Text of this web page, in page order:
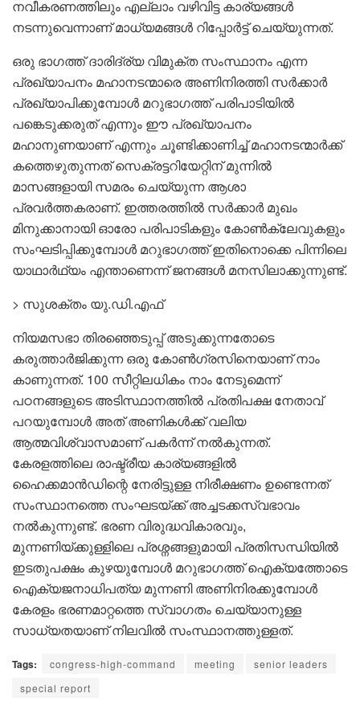
നവീകരണത്തിലും എല്ലാം വഴിവിട്ട കാര്യങ്ങൾ
നടന്നുവെന്നാണ് മാധ്യമങ്ങൾ റിപ്പോർട്ട് ചെയ്യുന്നത്.
ഒരു ഭാഗത്ത് ദാരിദ്ര്യ വിമുക്ത സംസ്ഥാനം എന്ന
പ്രഖ്യാപനം മഹാനടന്മാരെ അണിനിരത്തി സർക്കാർ
പ്രഖ്യാപിക്കുമ്പോൾ മറുഭാഗത്ത് പരിപാടിയിൽ
പങ്കെടുക്കരുത് എന്നും ഈ പ്രഖ്യാപനം
മഹാനുണയാണ് എന്നും ചൂണ്ടിക്കാണിച്ച് മഹാനടന്മാർക്ക്
കത്തെഴുതുന്നത് സെക്രട്ടറിയേറ്റിന് മുന്നിൽ
മാസങ്ങളായി സമരം ചെയ്യുന്ന ആശാ
പ്രവർത്തകരാണ്. ഇത്തരത്തിൽ സർക്കാർ മുഖം
മിനുക്കാനായി ഓരോ പരിപാടികളും കോൺക്ലേവുകളും
സംഘടിപ്പിക്കുമ്പോൾ മറുഭാഗത്ത് ഇതിനൊക്കെ പിന്നിലെ
യാഥാർഥ്യം എന്താണെന്ന് ജനങ്ങൾ മനസിലാക്കുന്നുണ്ട്.
> സുശക്തം യു.ഡി.എഫ്
നിയമസഭാ തിരഞ്ഞെടുപ്പ് അടുക്കുന്നതോടെ
കരുത്താർജിക്കുന്ന ഒരു കോൺഗ്രസിനെയാണ് നാം
കാണുന്നത്. 100 സീറ്റിലധികം നാം നേടുമെന്ന്
പഠനങ്ങളുടെ അടിസ്ഥാനത്തിൽ പ്രതിപക്ഷ നേതാവ്
പറയുമ്പോൾ അത് അണികൾക്ക് വലിയ
ആത്മവിശ്വാസമാണ് പകർന്ന് നൽകുന്നത്.
കേരളത്തിലെ രാഷ്ട്രീയ കാര്യങ്ങളിൽ
ഹൈക്കമാൻഡിന്റെ നേരിട്ടുള്ള നിരീക്ഷണം ഉണ്ടെന്നത്
സംസ്ഥാനത്തെ സംഘടയ്ക്ക് അച്ചടക്കസ്വഭാവം
നൽകുന്നുണ്ട്. ഭരണ വിരുദ്ധവികാരവും,
മുന്നണിയ്ക്കുള്ളിലെ പ്രശ്നങ്ങളുമായി പ്രതിസന്ധിയിൽ
ഇടതുപക്ഷം കുഴയുമ്പോൾ മറുഭാഗത്ത് ഐക്യത്തോടെ
ഐക്യജനാധിപത്യ മുന്നണി അണിനിരക്കുമ്പോൾ
കേരളം ഭരണമാറ്റത്തെ സ്വാഗതം ചെയ്യാനുള്ള
സാധ്യതയാണ് നിലവിൽ സംസ്ഥാനത്തുള്ളത്.
Tags: congress-high-command meeting
senior leaders
special report